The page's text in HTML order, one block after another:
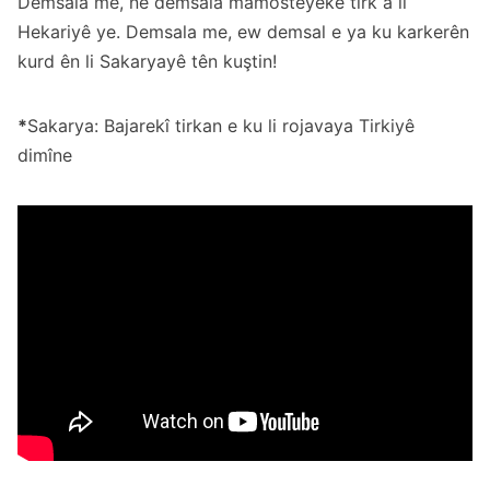
Hekariyê ye. Demsala me, ew demsal e ya ku karkerên
kurd ên li Sakaryayê tên kuştin!
*Sakarya: Bajarekî tirkan e ku li rojavaya Tirkiyê
dimîne